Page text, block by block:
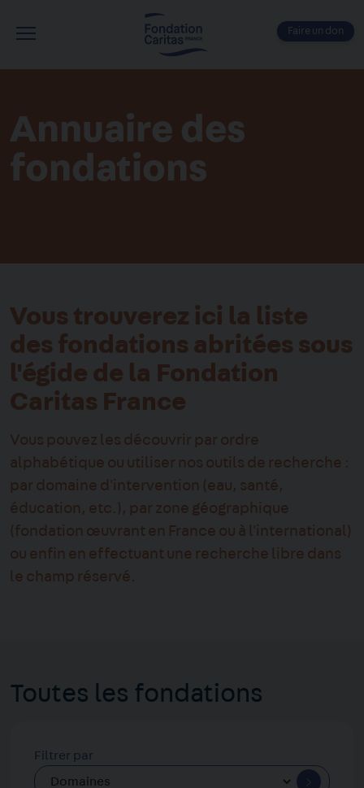
principal
Faire un don
Annuaire des
fondations
Vous trouverez ici la liste
des fondations abritées sous
l'égide de la Fondation
Caritas France
Vous pouvez les découvrir par ordre
alphabétique ou utiliser nos outils de recherche :
par domaine d'intervention (eau, santé,
éducation, etc.), par zone géographique
(fondation œuvrant en France ou à l'international)
ou enfin en effectuant une recherche libre dans
le champ réservé.
Toutes les fondations
Filtrer par